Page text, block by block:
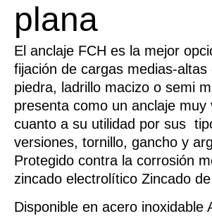
plana
El anclaje FCH es la mejor
fijación de cargas medias-altas
piedra, ladrillo macizo o semi
presenta como un anclaje muy
cuanto a su utilidad por sus
versiones, tornillo, gancho y
Protegido contra la corrosión
zincado electrolítico Zincado
Disponible en acero inoxidable